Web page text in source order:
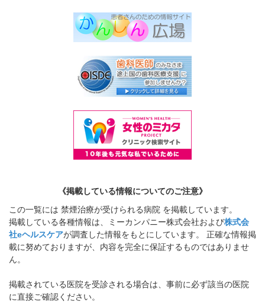
《掲載している情報についてのご注意》
この一覧には 禁煙治療が受けられる病院 を掲載しています。
掲載している各種情報は、ミーカンパニー株式会社および株式会
社eヘルスケアが調査した情報をもとにしています。 正確な情報掲
載に努めておりますが、内容を完全に保証するものではありませ
ん。
掲載されている医院を受診される場合は、事前に必ず該当の医院
に直接ご確認ください。